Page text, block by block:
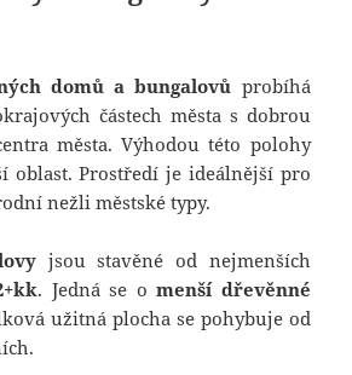
domů a bungalovů probíhá
částech města s dobrou
města. Výhodou této polohy
oblast. Prostředí je ideálnější pro
nežli městské typy.
jsou stavěné od nejmenších
. Jedná se omenší dřevěnné
užitná plocha se pohybuje od